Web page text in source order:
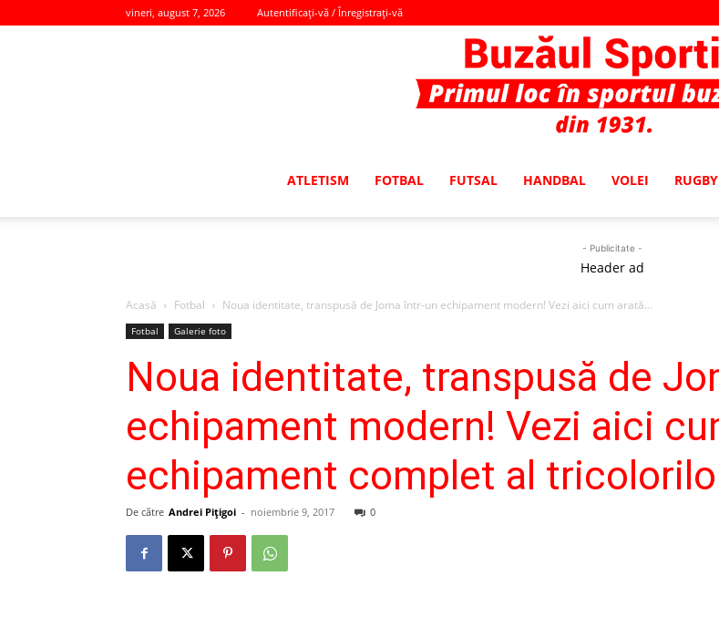
vineri, august 7, 2026 Autentificați-vă / Înregistrați-vă
ATLETISM FOTBAL FUTSAL HANDBAL VOLEI RUGBY
- Publicitate -
Header ad
Acasă Fotbal Noua identitate, transpusă de Joma într-un echipament modern! Vezi aici cum arată...
Fotbal Galerie foto
Noua identitate, transpusă de
echipament modern! Vezi aici
echipament complet al
De către Andrei Pițigoi - noiembrie 9, 2017 0